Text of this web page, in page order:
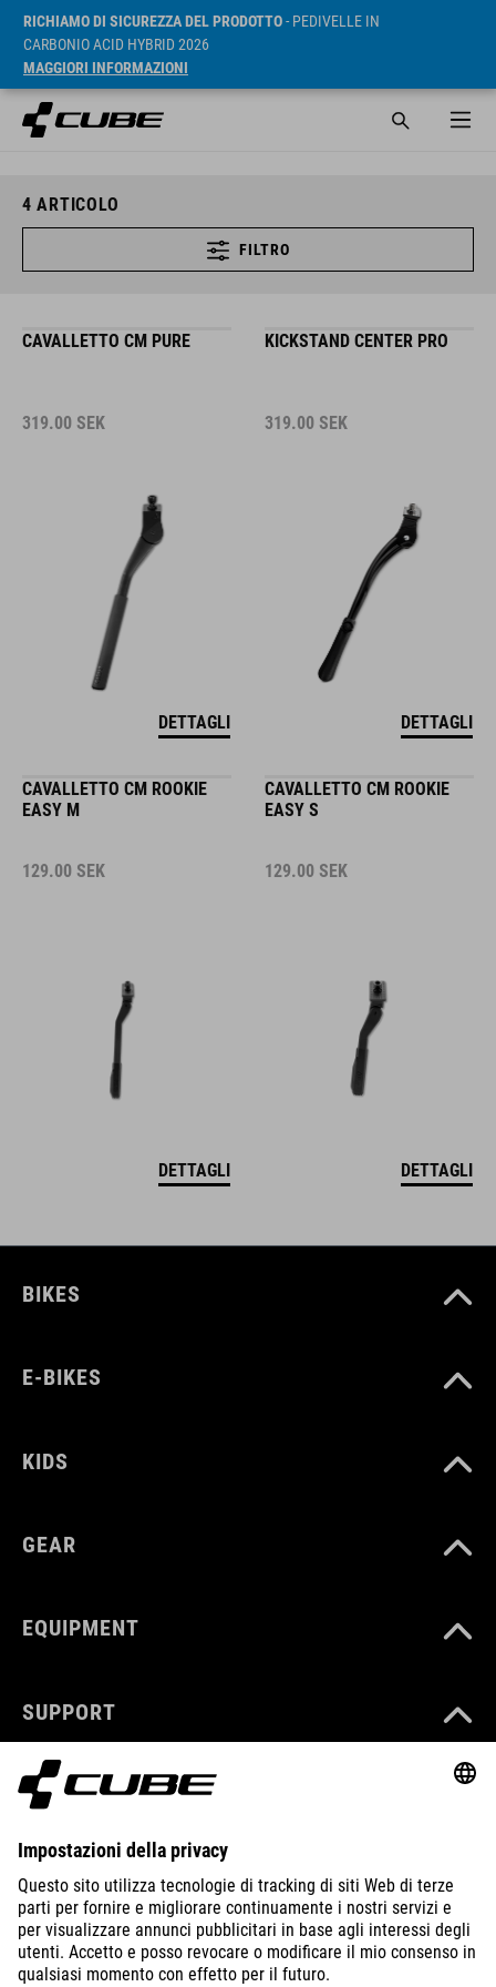
RICHIAMO DI SICUREZZA DEL PRODOTTO- PEDIVELLE IN
CARBONIO ACID HYBRID 2026
MAGGIORI INFORMAZIONI
4 ARTICOLO
FILTRO
CAVALLETTO CM PURE
319.00 SEK
DETTAGLI
KICKSTAND CENTER PRO
319.00 SEK
DETTAGLI
CAVALLETTO CM ROOKIE
EASY M
129.00 SEK
DETTAGLI
CAVALLETTO CM ROOKIE
EASY S
129.00 SEK
DETTAGLI
BIKES
E-BIKES
KIDS
GEAR
EQUIPMENT
SUPPORT
ABOUT US
EXPLORE